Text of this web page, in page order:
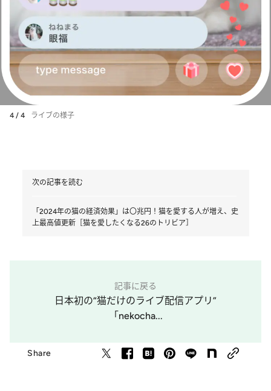
4 / 4 ライブの様子
次の記事を読む
「2024年の猫の経済効果」は〇兆円！猫を愛する人が増え、史
上最高値更新［猫を愛したくなる26のトリビア］
記事に戻る
日本初の“猫だけのライブ配信アプリ”
「nekocha...
Share